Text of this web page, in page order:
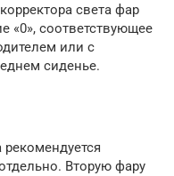
света фар
«0», соответствующее
или с
сиденье.
Вторую фару